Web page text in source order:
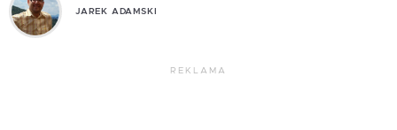
JAREK ADAMSKI
REKLAMA